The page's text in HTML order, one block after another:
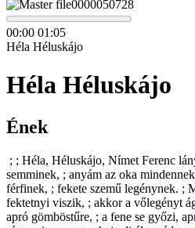
00:00 01 :05
Héla Héluskájo
Héla Héluskájo
Ének
; ; Héla, Héluskájo, Nímet Ferenc
semminek, ; anyám az oka
férfinek, ; fekete szemű legénynek. ;
fektetnyi viszik, ; akkor a vőlegényt
apró gömböstűre, ; a fene se győzi,